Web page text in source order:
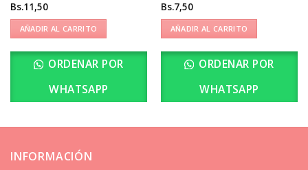
Bs.11,50
AÑADIR AL CARRITO
ORDENAR POR
WHATSAPP
Bs.7,50
AÑADIR AL CARRITO
ORDENAR POR
WHATSAPP
INFORMACIÓN